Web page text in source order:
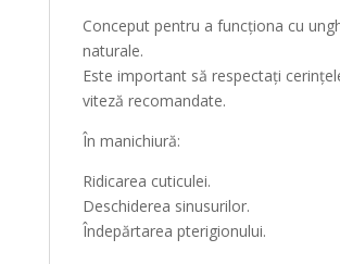
Conceput pentru a funcționa cu
naturale.
Este important să respectați
viteză recomandate.
În manichiură:
Ridicarea cuticulei.
Deschiderea sinusurilor.
Îndepărtarea pterigionului.